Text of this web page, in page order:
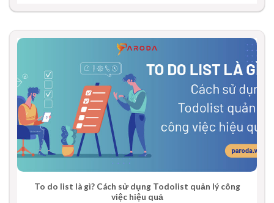
To do list là gì? Cách sử dụng Todolist quản lý công
việc hiệu quả